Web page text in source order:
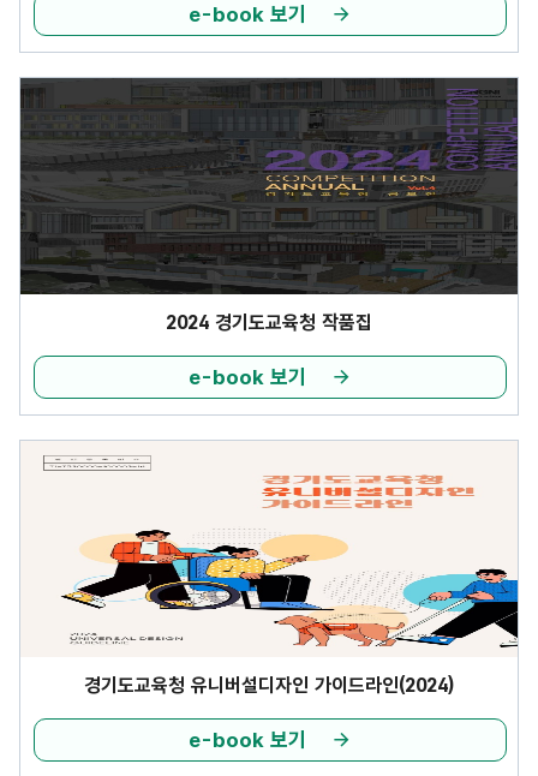
e-book 보기
2024 경기도교육청 작품집
e-book 보기
경기도교육청 유니버설디자인 가이드라인(2024)
e-book 보기